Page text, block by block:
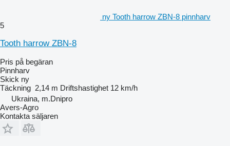
ny Tooth harrow ZBN-8 pinnharv
5
Tooth harrow ZBN-8
Pris på begäran
Pinnharv
Skick ny
Täckning 2,14 m Driftshastighet 12 km/h
Ukraina, m.Dnipro
Avers-Agro
Kontakta säljaren